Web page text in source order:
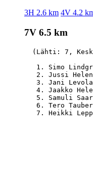
3H 2.6 km 4V 4.2
7V 6.5 km
(Lähti: 7,
1. Simo
2. Jussi
3. Jani
4. Jaakko
5. Samuli
6. Tero